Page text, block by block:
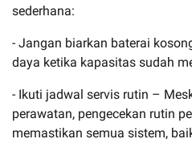
sederhana:
- Jangan biarkan baterai
daya ketika kapasitas sudah
- Ikuti jadwal servis rutin –
perawatan, pengecekan rutin
memastikan semua sistem,